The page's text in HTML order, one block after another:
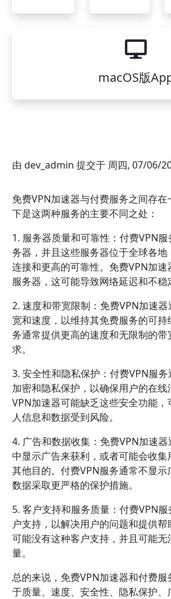
macOS版
由 dev_admin 提交于 周四, 07/06/
免费VPN加速器与付费服务之间存
下是这两种服务的主要不同之处：
1. 服务器质量和可靠性：付费VPN
务器，并且这些服务器位于全球各
连接和更高的可靠性。免费VPN加
服务器，这可能导致网络延迟和不稳
2. 速度和带宽限制：免费VPN加速
宽和速度，以维持其免费服务的可持
务通常提供更高的速度和无限制的
求。
3. 安全性和隐私保护：付费VPN服
加密和隐私保护，以确保用户的在
VPN加速器可能缺乏这些安全功能
人信息和数据受到风险。
4. 广告和数据收集：免费VPN加速
中显示广告来获利，或者可能会收
其他目的。付费VPN服务通常不显
数据采取更严格的保护措施。
5. 客户支持和服务质量：付费VPN
户支持，以解决用户的问题和提供
可能没有这种客户支持，并且可能
量。
总的来说，免费VPN加速器和付费
于质量、速度、安全性、隐私保护、